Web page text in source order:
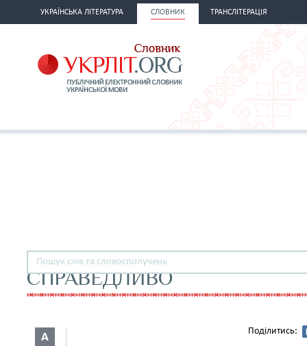
УКРАЇНСЬКА ЛІТЕРАТУРА СЛОВНИК ТРАНСЛІТЕРАЦІЯ
СПРАВЕДЛИВО
А Поділитись: